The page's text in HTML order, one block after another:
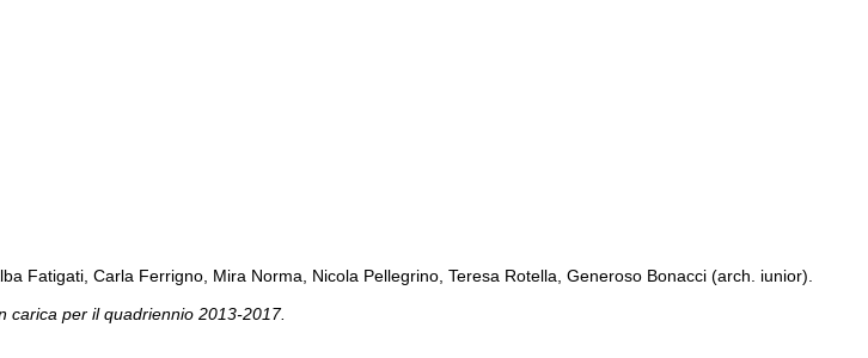
Fatigati, Carla Ferrigno, Mira Norma, Nicola Pellegrino, Teresa Rotella, Generoso Bonacci (arch. iunior).
carica per il quadriennio 2013-2017.